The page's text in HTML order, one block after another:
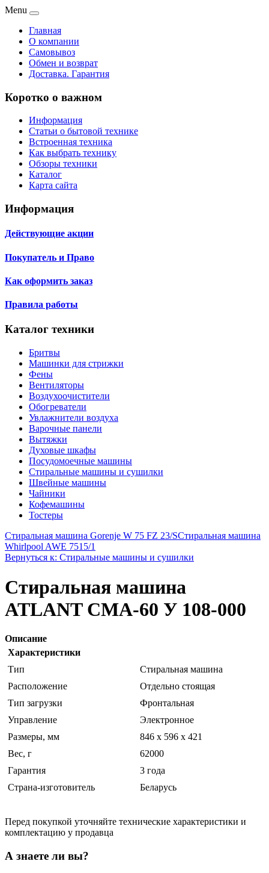
Menu
Главная
О компании
Самовывоз
Обмен и возврат
Доставка. Гарантия
Коротко о важном
Информация
Статьи о бытовой технике
Встроенная техника
Как выбрать технику
Обзоры техники
Каталог
Карта сайта
Информация
Действующие акции
Покупатель и Право
Как оформить заказ
Правила работы
Каталог техники
Бритвы
Машинки для стрижки
Фены
Вентиляторы
Воздухоочистители
Обогреватели
Увлажнители воздуха
Варочные панели
Вытяжки
Духовые шкафы
Посудомоечные машины
Стиральные машины и сушилки
Швейные машины
Чайники
Кофемашины
Тостеры
Стиральная машина Gorenje W 75 FZ 23/SСтиральная машина
Whirlpool AWE 7515/1
Вернуться к: Стиральные машины и сушилки
Стиральная машина
ATLANT СМА-60 У 108-000
Описание
Характеристики
Тип
Стиральная машина
Расположение
Отдельно стоящая
Тип загрузки
Фронтальная
Управление
Электронное
Размеры, мм
846 x 596 x 421
Вес, г
62000
Гарантия
3 года
Страна-изготовитель
Беларусь
Перед покупкой уточняйте технические характеристики и
комплектацию у продавца
А знаете ли вы?